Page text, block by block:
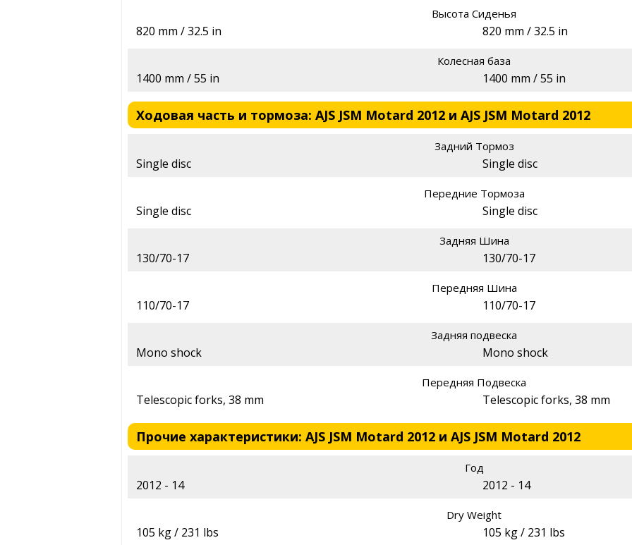
Высота Сиденья
820 mm / 32.5 in 820 mm / 32.5 in
Колесная база
1400 mm / 55 in 1400 mm / 55 in
Ходовая часть и тормоза: AJS JSM Motard 2012 и AJS JSM Motard 2012
Задний Тормоз
Single disc Single disc
Передние Тормоза
Single disc Single disc
Задняя Шина
130/70-17 130/70-17
Передняя Шина
110/70-17 110/70-17
Задняя подвеска
Mono shock Mono shock
Передняя Подвеска
Telescopic forks, 38 mm Telescopic forks, 38 mm
Прочие характеристики: AJS JSM Motard 2012 и AJS JSM Motard 2012
Год
2012 - 14 2012 - 14
Dry Weight
105 kg / 231 lbs 105 kg / 231 lbs